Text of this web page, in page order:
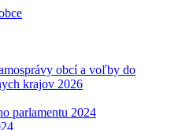
obcí a voľby do
krajov 2026
parlamentu 2024